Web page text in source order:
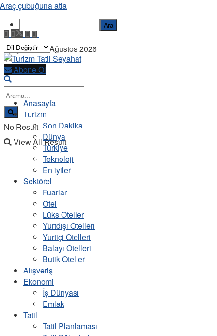
Perşembe, 6 Ağustos 2026
No Result
View All Result
Abone Ol
Anasayfa
Turizm
Son Dakika
Dünya
Türkiye
Teknoloji
En iyiler
Sektörel
Fuarlar
Otel
Lüks Oteller
Yurtdışı Otelleri
Yurtiçi Otelleri
Balayı Otelleri
Butik Oteller
Alışveriş
Ekonomi
İş Dünyası
Emlak
Tatil
Tatil Planlaması
Araç çubuğuna atla
Ara